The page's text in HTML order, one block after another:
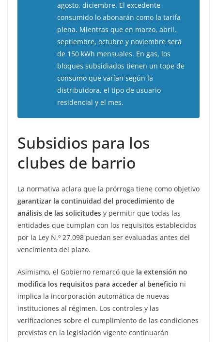
agosto, diciembre. El excedente
consumido lo abonarán como la tarifa
plena. Mientras que en marzo, abril,
septiembre, octubre y noviembre será
de 150 kWh mensuales. En gas, los
bloques subsidiados tienen un tope de
consumo que varían según la
distribuidora, el tipo de usuario
residencial y el mes.
Subsidios para los
clubes de barrio
La normativa aclara que la prórroga tiene como objetivo
garantizar la continuidad del procedimiento de
análisis de las solicitudes y permitir que todas las
entidades que cumplan con los requisitos establecidos
por la Ley N.º 27.098 puedan ser evaluadas antes del
vencimiento del plazo.
Asimismo, el Gobierno remarcó que la extensión no
modifica los requisitos para acceder al beneficio ni
implica la incorporación automática de nuevas
instituciones al régimen. Los controles y las
verificaciones sobre el cumplimiento de las condiciones
previstas en la legislación vigente continuarán